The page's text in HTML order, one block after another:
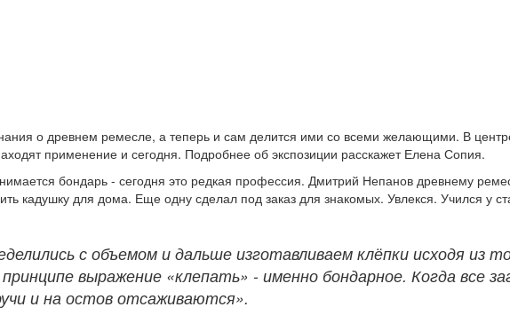
о древнем ремесле, а теперь и сам делится ими со всеми желающими. В
применение и сегодня. Подробнее об экспозиции расскажет Елена Сопия.
бондарь - сегодня это редкая профессия. Дмитрий Непанов древнему
кадушку для дома. Еще одну сделал под заказ для знакомых. Увлекся. Учился у
с объемом и дальше изготавливаем клёпки исходя из
выражение «клепать» - именно бондарное. Когда все
и на остов отсаживаются».